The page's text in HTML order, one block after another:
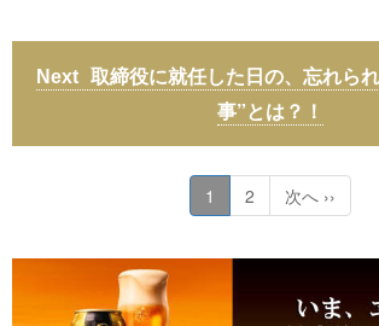
取締役に就任した日の、忘れら
事”とは？！
1 2 次へ ››